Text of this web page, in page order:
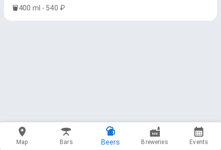
400 ml - 540 ₽
Map Bars Beers Breweries Events